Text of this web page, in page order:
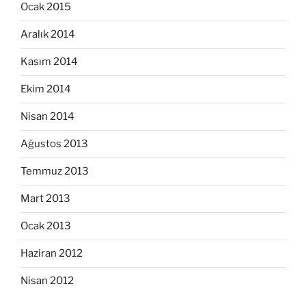
Ocak 2015
Aralık 2014
Kasım 2014
Ekim 2014
Nisan 2014
Ağustos 2013
Temmuz 2013
Mart 2013
Ocak 2013
Haziran 2012
Nisan 2012